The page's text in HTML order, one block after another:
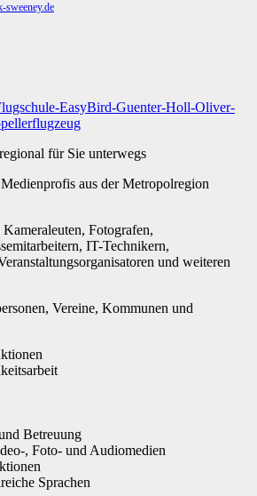
sweeney.de
für Sie unterwegs
aus der Metropolregion
Kameraleuten, Fotografen,
IT-Technikern,
und weiteren
Vereine, Kommunen und
Betreuung
, Foto- und Audiomedien
Sprachen